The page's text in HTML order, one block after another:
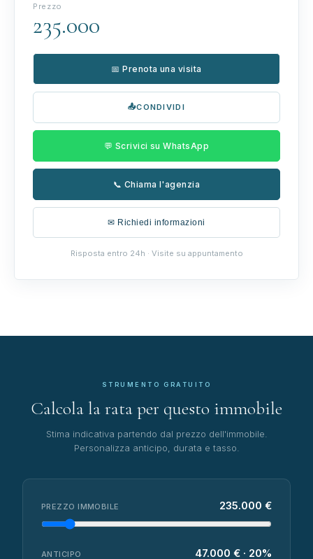
Prezzo
235.000
📅 Prenota una visita
📤CONDIVIDI
💬 Scrivici su WhatsApp
📞 Chiama l'agenzia
✉ Richiedi informazioni
Risposta entro 24h · Visite su appuntamento
STRUMENTO GRATUITO
Calcola la rata per questo immobile
Stima indicativa partendo dal prezzo dell'immobile.
Personalizza anticipo, durata e tasso.
PREZZO IMMOBILE 235.000 €
ANTICIPO 47.000 € · 20%